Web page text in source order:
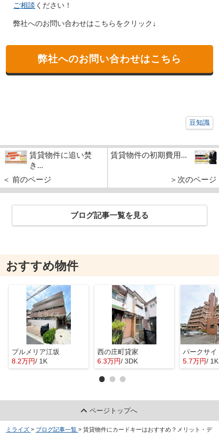
ご相談 ください！
弊社へのお問い合わせはこちらをクリック↓
弊社へのお問い合わせはこちら
豆知識
賃貸物件に追い焚
き...
＜ 前のページ
賃貸物件の初期費用...
＞次のページ
ブログ記事一覧を見る
おすすめ物件
プルメリア江坂
8.2万円/ 1K
西の庄町貸家
6.3万円/ 3DK
パークサイ
5.7万円/ 1K
ページトップへ
ミライズ > ブログ記事一覧 > 賃貸物件にカードキーはおすすめ？メリット・デ